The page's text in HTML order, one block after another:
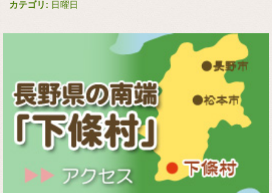
カテゴリ: 日曜日